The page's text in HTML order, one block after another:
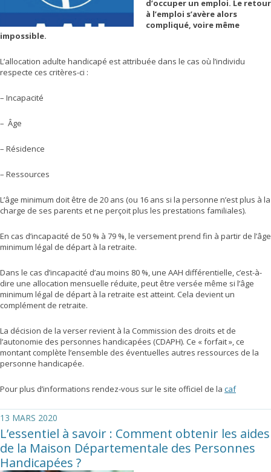
d’occuper un emploi. Le retour
à l’emploi s’avère alors
compliqué, voire même
impossible.
L’allocation adulte handicapé est attribuée dans le cas où l’individu
respecte ces critères-ci :
– Incapacité
– Âge
– Résidence
– Ressources
L’âge minimum doit être de 20 ans (ou 16 ans si la personne n’est plus à la
charge de ses parents et ne perçoit plus les prestations familiales).
En cas d’incapacité de 50 % à 79 %, le versement prend fin à partir de l’âge
minimum légal de départ à la retraite.
Dans le cas d’incapacité d’au moins 80 %, une AAH différentielle, c’est-à-
dire une allocation mensuelle réduite, peut être versée même si l’âge
minimum légal de départ à la retraite est atteint. Cela devient un
complément de retraite.
La décision de la verser revient à la Commission des droits et de
l’autonomie des personnes handicapées (CDAPH). Ce « forfait », ce
montant complète l’ensemble des éventuelles autres ressources de la
personne handicapée.
Pour plus d’informations rendez-vous sur le site officiel de la caf
13 MARS 2020
L’essentiel à savoir : Comment obtenir les aides
de la Maison Départementale des Personnes
Handicapées ?